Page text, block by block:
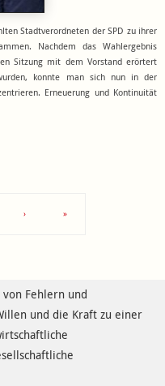
Stadtverordneten der SPD zu ihrer
Nachdem das Wahlergebnis
Sitzung mit dem Vorstand erörtert
konnte man sich nun in der
Erneuerung und Kontinuität
› »
Fehlern und
und die Kraft zu einer